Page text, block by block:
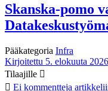
Skanska-pomo
Pääkategoria Infra
Kirjoitettu 5. elokuuta
Tilaajille
Ei kommentteja